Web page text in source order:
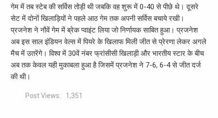
गेम में तब स्टेब की सर्विस तोड़ी थी जबकि वह शुरू में 0-40 से पीछे थे। दूसरे
सेट में दोनों खिलाड़ियों ने पहले आठ गेम तक अपनी सर्विस बचाये रखी।
प्रजनेश ने नौवें गेम में ब्रेक प्वाइंट लिया जो निर्णायक साबित हुआ। प्रजनेश
अब इस साल इंडियन वेल्स में पियरे के खिलाफ मिली जीत से प्रेरणा लेकर अगले
मैच में उतरेंगे। विश्व में 30वें नंबर फ्रांसीसी खिलाड़ी और भारतीय स्टार के बीच
अब तक केवल यही मुकाबला हुआ है जिसमें प्रजनेश ने 7-6, 6-4 से जीत दर्ज
की थी।
Post Views: 1,351